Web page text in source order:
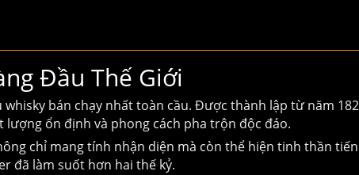
Đầu Thế Giới
bán chạy nhất toàn cầu. Được thành lập từ năm
ổn định và phong cách pha trộn độc đáo.
chỉ mang tính nhận diện mà còn thể hiện tinh thần
đã làm suốt hơn hai thế kỷ.